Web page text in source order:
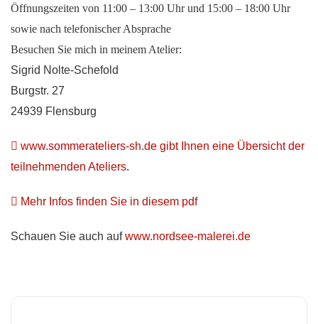
Öffnungszeiten von 11:00 – 13:00 Uhr und 15:00 – 18:00 Uhr
sowie nach telefonischer Absprache
Besuchen Sie mich in meinem Atelier:
Sigrid Nolte-Schefold
Burgstr. 27
24939 Flensburg
www.sommerateliers-sh.de gibt Ihnen eine Übersicht der
teilnehmenden Ateliers.
Mehr Infos finden Sie in diesem pdf
Schauen Sie auch aufwww.nordsee-malerei.de